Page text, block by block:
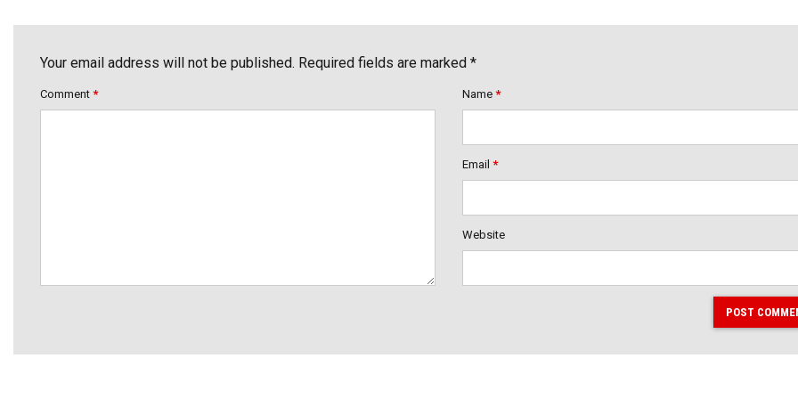
Your email address will not be published. Required fields are marked *
Comment * Name *
Email *
Website
POST